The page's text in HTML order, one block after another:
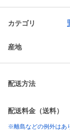
カテゴリ
産地
配送方法
配送料金（送料）
※離島などの例外はあ